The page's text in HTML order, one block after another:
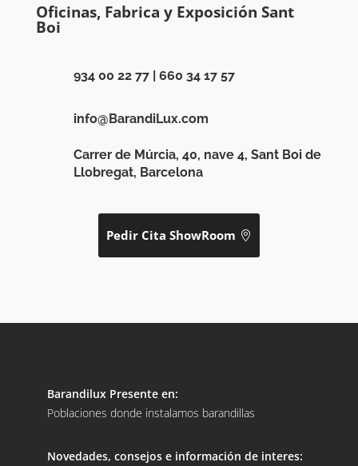
Oficinas, Fabrica y Exposición Sant
Boi
934 00 22 77| 660 34 17 57
info@BarandiLux.com
Carrer de Múrcia, 40, nave 4, Sant Boi de
Llobregat, Barcelona
Pedir Cita ShowRoom
Barandilux Presente en:
Poblaciones donde instalamos barandillas
Novedades, consejos e información de interes: